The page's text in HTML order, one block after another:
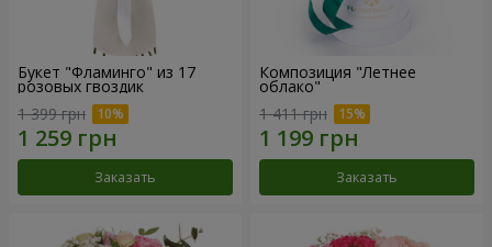
Букет "Фламинго" из 17
розовых гвоздик
1 399 грн
Заказать
Композиция "Летнее
облако"
1 411 грн
Заказать